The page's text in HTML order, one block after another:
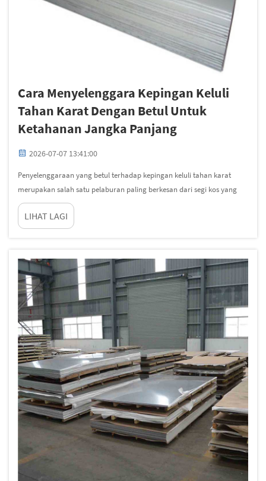
Cara Menyelenggara Kepingan Keluli
Tahan Karat Dengan Betul Untuk
Ketahanan Jangka Panjang
2026-07-07 13:41:00
Penyelenggaraan yang betul terhadap kepingan keluli tahan karat
merupakan salah satu pelaburan paling berkesan dari segi kos yang
boleh dilakukan oleh mana-mana operasi industri atau kemudahan
fabrikasi. Apabila kepingan keluli tahan karat terdedah kepada
persekitaran yang keras, agen kimia, tekanan mekanikal, o...
LIHAT LAGI